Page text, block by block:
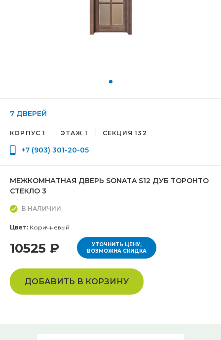
7 ДВЕРЕЙ
КОРПУС 1 ЭТАЖ 1 СЕКЦИЯ 132
+7 (903) 301-20-05
МЕЖКОМНАТНАЯ ДВЕРЬ SONATA S12 ДУБ ТОРОНТО
СТЕКЛО 3
В НАЛИЧИИ
Цвет: Коричневый
10525 ₽
УТОЧНИТЬ ЦЕНУ,
ВОЗМОЖНА СКИДКА
ДОБАВИТЬ В КОРЗИНУ